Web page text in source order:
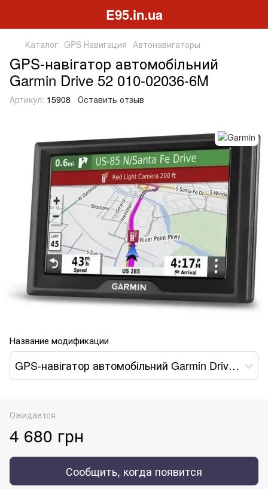
E95.in.ua
Каталог GPS Навигация Автонавигаторы
GPS-навігатор автомобільний
Garmin Drive 52 010-02036-6M
Артикул: 15908 Оставить отзыв
Название модификации
GPS-навігатор автомобільний Garmin Drive 52 010-02036-6M
Ожидается
4 680 грн
Сообщить, когда появится